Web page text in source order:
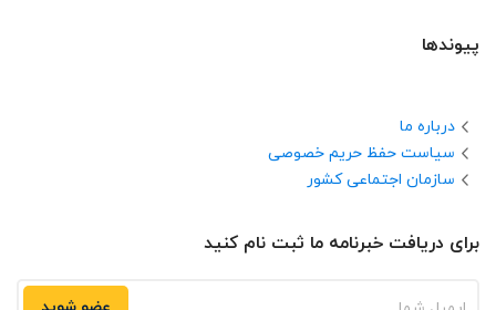
پیوندها
درباره ما
سیاست حفظ حریم خصوصی
سازمان اجتماعی کشور
برای دریافت خبرنامه ما ثبت نام کنید